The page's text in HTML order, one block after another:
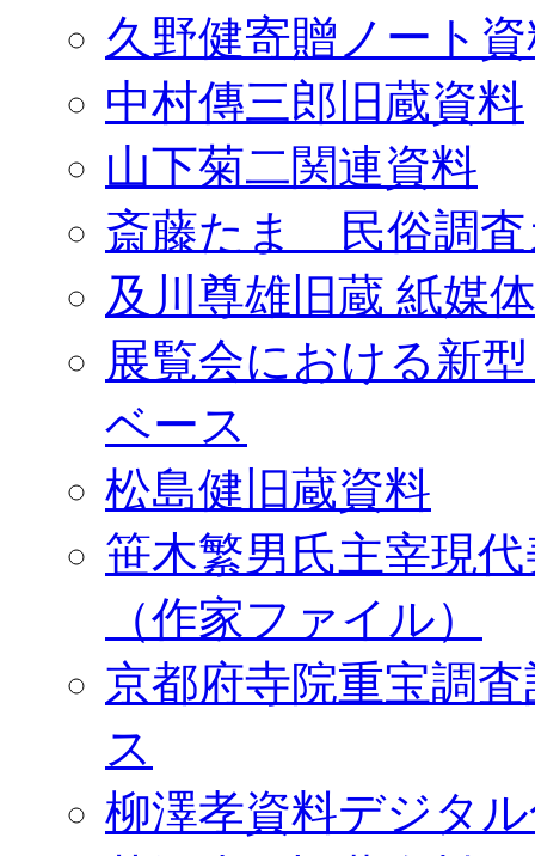
久野健寄贈ノート
中村傳三郎旧蔵資料
山下菊二関連資料
斎藤たま 民俗調査
及川尊雄旧蔵 紙媒
展覧会における新
ベース
松島健旧蔵資料
笹木繁男氏主宰現
（作家ファイル）
京都府寺院重宝調
ス
柳澤孝資料デジタ